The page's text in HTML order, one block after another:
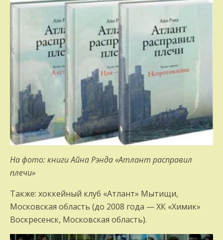
На фото: книги Айна Рэнда «Атлант расправил
плечи»
Также: хоккейный клуб «Атлант» Мытищи,
Московская область (до 2008 года — ХК «Химик»
Воскресенск, Московская область).